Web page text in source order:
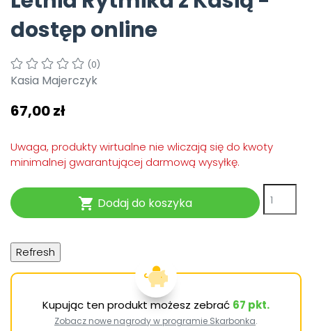
Pomoc
dostęp online
(0)
Kasia Majerczyk
67,00 zł
Uwaga, produkty wirtualne nie wliczają się do kwoty
minimalnej gwarantującej darmową wysyłkę.
 Dodaj do koszyka
Kupując ten produkt możesz zebrać 67 pkt.
Zobacz nowe nagrody w programie Skarbonka.